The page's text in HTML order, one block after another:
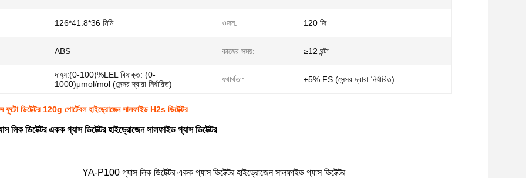
126*41.8*36 মিমি ওজন: 120 জি
ABS কাজের সময়: ≥12 ঘন্টা
দাহ্য:(0-100)%LEL বিষাক্ত: (0-
1000)μmol/mol (সেন্সর দ্বারা নির্ধারিত)
যথার্থতা: ±5% FS (সেন্সর দ্বারা নির্ধারিত)
ডিটেক্টর 120g পোর্টেবল হাইড্রোজেন সালফাইড H2s ডিটেক্টর
ডিটেক্টর একক গ্যাস ডিটেক্টর হাইড্রোজেন সালফাইড গ্যাস ডিটেক্টর
YA-P100 গ্যাস লিক ডিটেক্টর একক গ্যাস ডিটেক্টর হাইড্রোজেন সালফাইড গ্যাস ডিটেক্টর